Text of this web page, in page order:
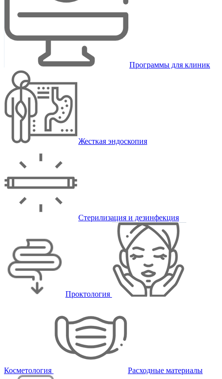
Программы для клиник
Жесткая эндоскопия
Стерилизация и дезинфекция
Проктология
Косметология Расходные материалы